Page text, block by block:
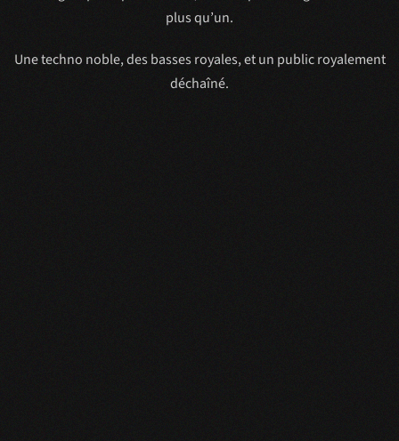
plus qu’un.
Une techno noble, des basses royales, et un public royalement
déchaîné.